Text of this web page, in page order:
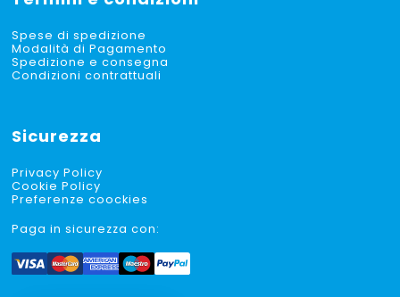
Spese di spedizione
Modalità di Pagamento
Spedizione e consegna
Condizioni contrattuali
Sicurezza
Privacy Policy
Cookie Policy
Preferenze coockies
Paga in sicurezza con: